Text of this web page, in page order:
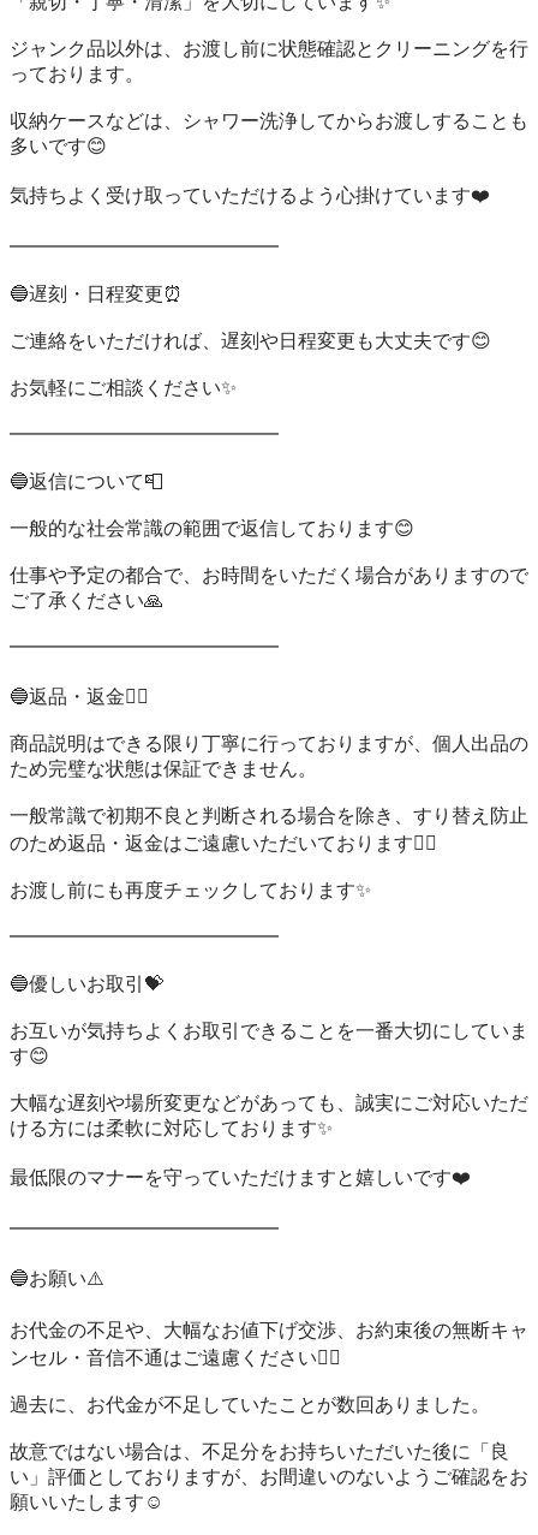
ジャンク品以外は、お渡し前に状態確認とクリーニングを行
っております。
収納ケースなどは、シャワー洗浄してからお渡しすることも
多いです😊
気持ちよく受け取っていただけるよう心掛けています❤️
━━━━━━━━━━━━━━
🔵遅刻・日程変更⏰️
ご連絡をいただければ、遅刻や日程変更も大丈夫です😊
お気軽にご相談ください✨
━━━━━━━━━━━━━━
🔵返信について📮
一般的な社会常識の範囲で返信しております😊
仕事や予定の都合で、お時間をいただく場合がありますので
ご了承ください🙏
━━━━━━━━━━━━━━
🔵返品・返金🙇‍♀️
商品説明はできる限り丁寧に行っておりますが、個人出品の
ため完璧な状態は保証できません。
一般常識で初期不良と判断される場合を除き、すり替え防止
のため返品・返金はご遠慮いただいております🙇‍♀️
お渡し前にも再度チェックしております✨
━━━━━━━━━━━━━━
🔵優しいお取引💝
お互いが気持ちよくお取引できることを一番大切にしていま
す😊
大幅な遅刻や場所変更などがあっても、誠実にご対応いただ
ける方には柔軟に対応しております✨
最低限のマナーを守っていただけますと嬉しいです❤️
━━━━━━━━━━━━━━
🔵お願い⚠️
お代金の不足や、大幅なお値下げ交渉、お約束後の無断キャ
ンセル・音信不通はご遠慮ください🙇‍♀️
過去に、お代金が不足していたことが数回ありました。
故意ではない場合は、不足分をお持ちいただいた後に「良
い」評価としておりますが、お間違いのないようご確認をお
願いいたします☺️